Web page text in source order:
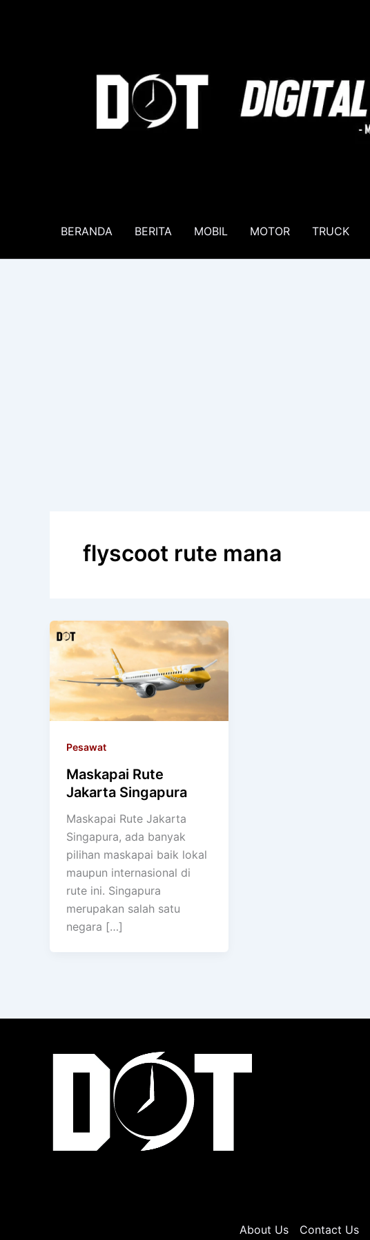
BERANDA BERITA MOBIL MOTOR TRUCK
flyscoot rute mana
Pesawat
Maskapai Rute
Jakarta Singapura
Maskapai Rute Jakarta
Singapura, ada banyak
pilihan maskapai baik lokal
maupun internasional di
rute ini. Singapura
merupakan salah satu
negara […]
About Us Contact Us